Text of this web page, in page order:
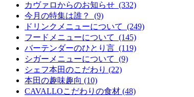
カヴァロからのお知らせ (332)
今月の特集は誰？ (9)
ドリンクメニューについて (249)
フードメニューについて (145)
バーテンダーのひとり言 (119)
シガーメニューについて (9)
シェフ本田のこだわり (22)
本田の趣味趣向 (10)
CAVALLOこだわりの食材 (48)